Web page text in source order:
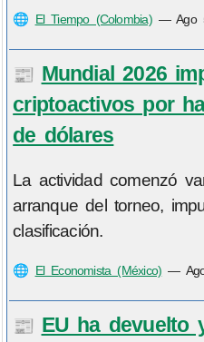
🌐 El Tiempo (Colombia)—Ago
📰 Mundial 2026
criptoactivos por
de dólares
La actividad comenzó
arranque del torneo,
clasificación.
🌐 El Economista (México) —
📰 EU ha devuelto